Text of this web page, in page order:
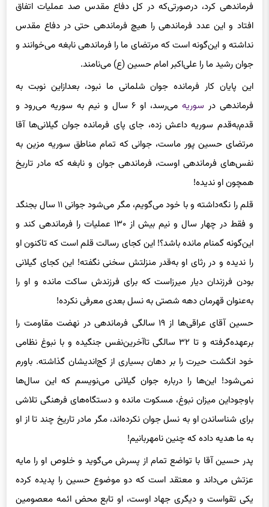
فرماندهی کرد، درصورتی‌که در کل دفاع مقدس صد عملیات اتفاق
افتاد و این عدد فرماندهی را هیچ فرماندهی حتی در دفاع مقدس
نداشته و این‌گونه است که مرتضای ما را فرماندهی نابغه می‌خوانند و
جوان رشید ما را علی‌اکبر امام حسین (ع) می‌نامند.
این پایان کار فرمانده جوان شلمانی ما نبود، بعدازاین نوبت به
فرماندهی در سوریه
می‌رسد، او ۶ سال و نیم به سوریه می‌رود و
قدم‌به‌قدم سوریه داعش زده، جای پای فرمانده جوان گیلانی‌ها آقا
مرتضای حسین پور ماست، جوانی که تمام مناطق سوریه مزین به
نفس‌های فرماندهی اوست، فرماندهی جوان و نابغه که مادر تاریخ
همچون او ندیده!
قلم را نگه‌داشته‌ و با خود می‌گویم، مگر می‌شود جوانی ۱۱ سال بجنگد
و فقط در چهار سال و نیم بیش از ۱۳۰ عملیات را فرماندهی کند و
این‌گونه گمنام مانده باشد؟! این کجای رسالت قلم است که تاکنون او
را ندیده و در رثای او به‌قدر منزلتش سخنی نگفته! این کجای گیلانی
بودن فرزندان دیار میرزاست که برای فرزندش ساکت مانده و او را
به‌عنوان قهرمان دهه شصتی به نسل بعدی معرفی نکرده!
حسین آقای عراقی‌ها از ۱۹ سالگی فرماندهی در نهضت مقاومت را
برعهده‌گرفته و تا ۳۲ سالگی تاآخرین‌نفس جنگیده و با نبوغ نظامی
خود انگشت حیرت را بر دهان بسیاری از کج‌اندیشان گذاشته. باورم
نمی‌شود! این‌ها را درباره جوان گیلانی می‌نویسم که این سال‌ها
باوجوداین میزان نبوغ، مسکوت مانده و دستگاه‌های فرهنگی تلاشی
برای شناساندن او به نسل جوان نکرده‌اند، مگر مادر تاریخ چند تا از او
به ما هدیه داده که چنین نامهربانیم!
پدر حسین آقا با تواضع تمام از پسرش می‌گوید و خلوص او را مایه
عزتش می‌داند و معتقد است که دو موضوع حسین را پدیده کرده
یکی تقواست و دیگری جهاد اوست، او تابع محض ائمه معصومین